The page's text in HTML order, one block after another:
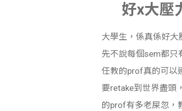
好x大壓
大學生，係真係好大
先不說每個sem都只
任教的prof真的可以
要retake到世界盡頭
的prof有多老屎忽，